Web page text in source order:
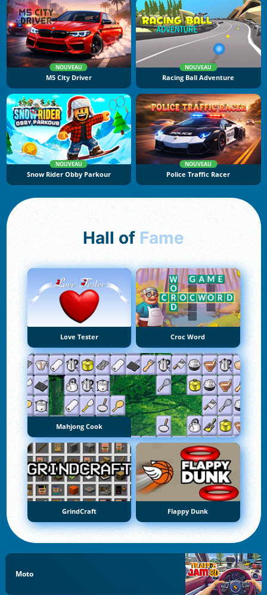
NOUVEAU
M5 City Driver
NOUVEAU
Racing Ball Adventure
NOUVEAU
Snow Rider Obby Parkour
NOUVEAU
Police Traffic Racer
Hall of Fame
Love Tester Croc Word
Mahjong Cook
GrindCraft Flappy Dunk
Moto